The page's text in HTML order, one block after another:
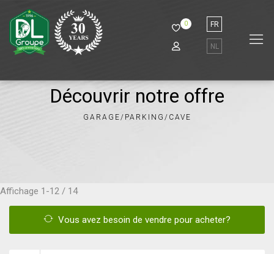
0 FR
NL
Découvrir notre offre
GARAGE/PARKING/CAVE
Vous avez besoin de vendre pour acheter?
Affichage 1-12 / 14